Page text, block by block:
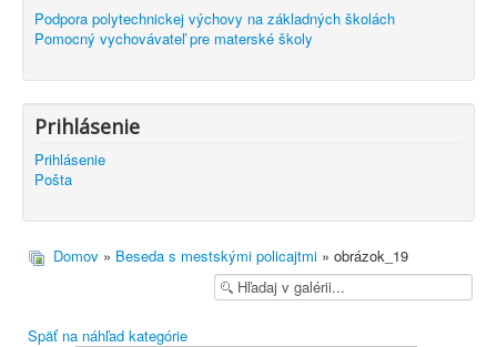
Podpora polytechnickej výchovy na základných školách
Pomocný vychovávateľ pre materské školy
Prihlásenie
Prihlásenie
Pošta
Domov » Beseda s mestskými policajtmi » obrázok_19
Späť na náhľad kategórie